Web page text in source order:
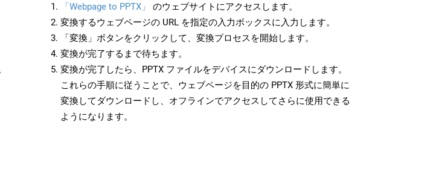
「Webpage to PPTX」
のウェブサイトにアクセスします。
変換するウェブページの URL を指定の入力ボックスに入力します。
「変換」ボタンをクリックして、変換プロセスを開始します。
変換が完了するまで待ちます。
変換が完了したら、PPTX ファイルをデバイスにダウンロードします。
これらの手順に従うことで、ウェブページを目的の PPTX 形式に簡単に
変換してダウンロードし、オフラインでアクセスしてさらに使用できる
ようになります。